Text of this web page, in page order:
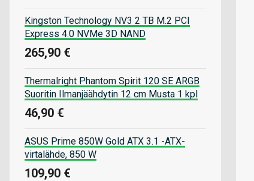
Kingston Technology NV3 2 TB M.2 PCI
Express 4.0 NVMe 3D NAND
265,90 €
Thermalright Phantom Spirit 120 SE ARGB
Suoritin Ilmanjäähdytin 12 cm Musta 1 kpl
46,90 €
ASUS Prime 850W Gold ATX 3.1 -ATX-
virtalähde, 850 W
109,90 €